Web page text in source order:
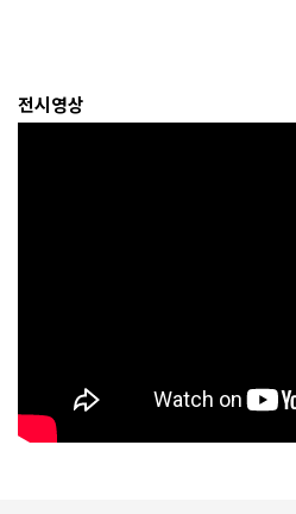
전시영상